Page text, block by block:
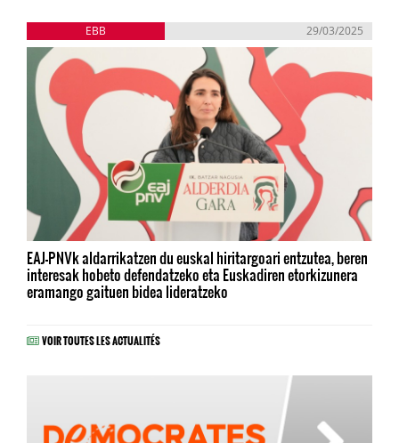
EBB 29/03/2025
EAJ-PNVk aldarrikatzen du euskal hiritargoari entzutea, beren
interesak hobeto defendatzeko eta Euskadiren etorkizunera
eramango gaituen bidea lideratzeko
VOIR TOUTES LES ACTUALITÉS